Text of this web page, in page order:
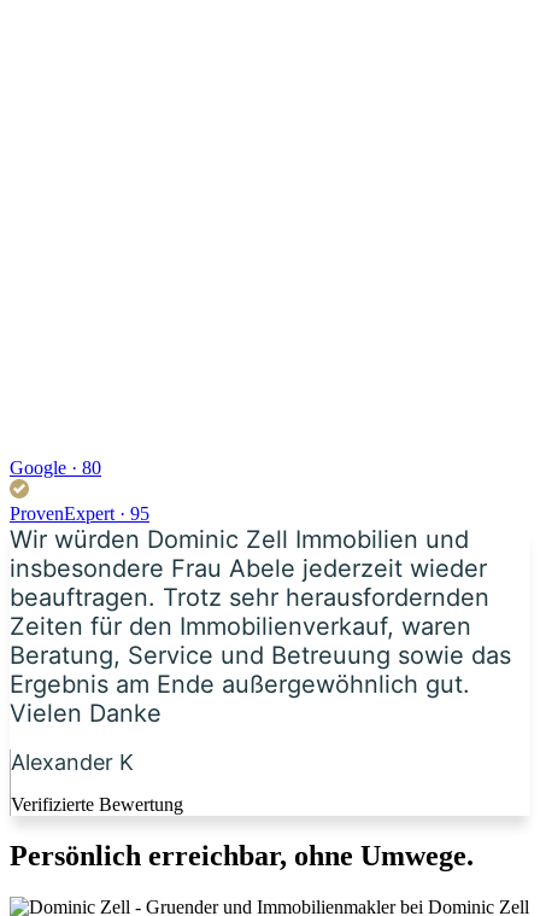
Google · 80
ProvenExpert · 95
Wir würden Dominic Zell Immobilien und
insbesondere Frau Abele jederzeit wieder
beauftragen. Trotz sehr herausfordernden
Zeiten für den Immobilienverkauf, waren
Beratung, Service und Betreuung sowie das
Ergebnis am Ende außergewöhnlich gut.
Vielen Danke
Alexander K
Verifizierte Bewertung
Persönlich erreichbar, ohne Umwege.